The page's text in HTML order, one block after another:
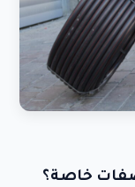
خاصة؟